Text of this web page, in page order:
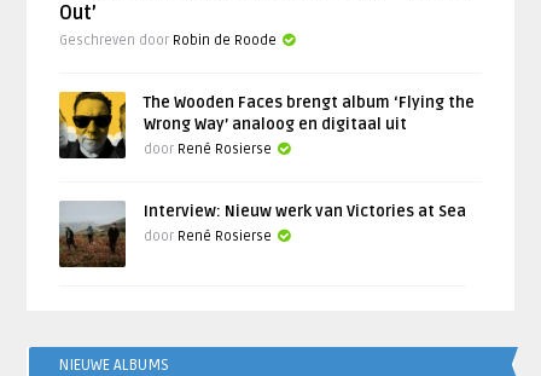
Out’
Geschreven door Robin de Roode
The Wooden Faces brengt album ‘Flying the
Wrong Way’ analoog en digitaal uit
door René Rosierse
Interview: Nieuw werk van Victories at Sea
door René Rosierse
NIEUWE ALBUMS